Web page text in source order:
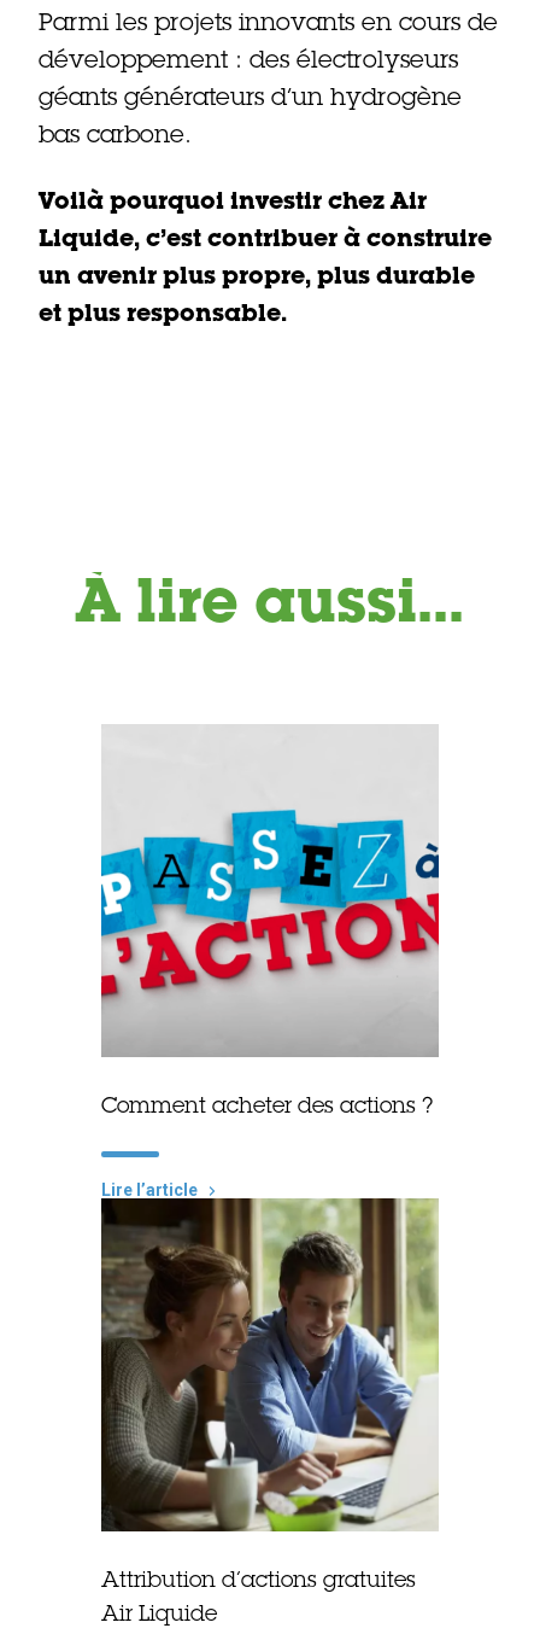
Parmi les projets innovants en cours de
développement : des électrolyseurs
géants générateurs d’un hydrogène
bas carbone.
Voilà pourquoi investir chez Air
Liquide, c’est contribuer à construire
un avenir plus propre, plus durable
et plus responsable.
À lire aussi...
Comment acheter des actions ?
Lire lʼarticle
Attribution d’actions gratuites
Air Liquide